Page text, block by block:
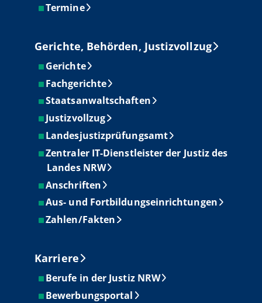
Termine
Gerichte, Behörden, Justizvollzug
Gerichte
Fachgerichte
Staatsanwaltschaften
Justizvollzug
Landesjustizprüfungsamt
Zentraler IT-Dienstleister der Justiz des
Landes NRW
Anschriften
Aus- und Fortbildungseinrichtungen
Zahlen/Fakten
Karriere
Berufe in der Justiz NRW
Bewerbungsportal